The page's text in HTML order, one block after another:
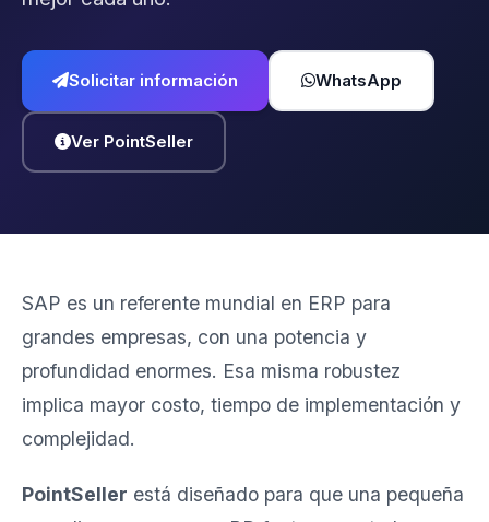
Solicitar información WhatsApp
Ver PointSeller
SAP es un referente mundial en ERP para
grandes empresas, con una potencia y
profundidad enormes. Esa misma robustez
implica mayor costo, tiempo de implementación y
complejidad.
PointSeller está diseñado para que una pequeña